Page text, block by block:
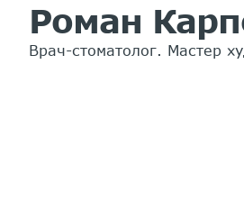
Роман
Врач-стоматолог. Мастер